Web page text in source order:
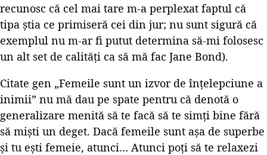
recunosc că cel mai tare m-a perplexat faptul că
tipa ştia ce primiseră cei din jur; nu sunt sigură că
exemplul nu m-ar fi putut determina să-mi folosesc
un alt set de calităţi ca să mă fac Jane Bond).
Citate gen „Femeile sunt un izvor de înţelepciune a
inimii” nu mă dau pe spate pentru că denotă o
generalizare menită să te facă să te simţi bine fără
să mişti un deget. Dacă femeile sunt aşa de superbe
şi tu eşti femeie, atunci… Atunci poţi să te relaxezi